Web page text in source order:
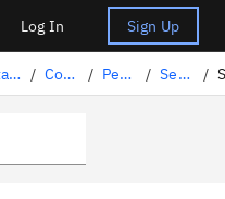
Log In Sign Up
Etapas de DataStage / Combinar registros / Pestaña Etapa / Sección Propiedades /